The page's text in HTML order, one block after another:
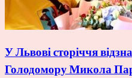
У Львові сторіччя
Голодомору Микола